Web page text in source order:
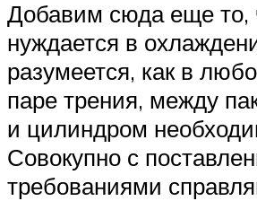
Добавим сюда еще то,
нуждается в
разумеется, как в
паре трения, между
и цилиндром
Совокупно с
требованиями